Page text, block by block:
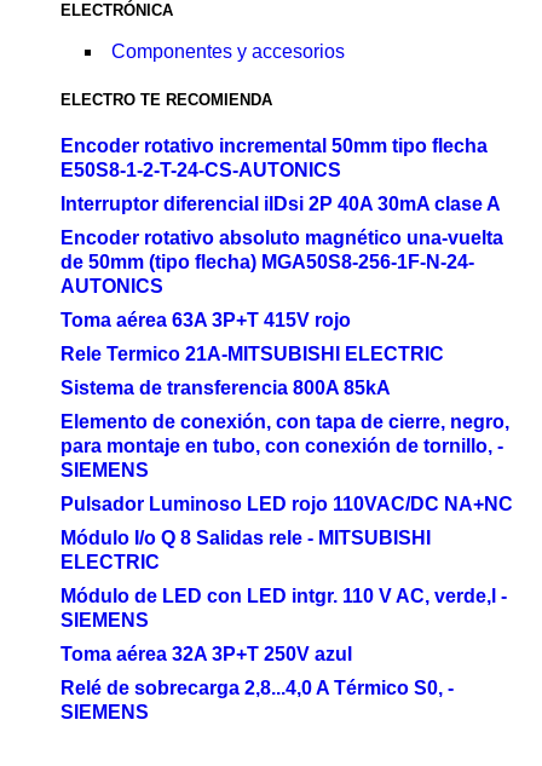
ELECTRÓNICA
Componentes y accesorios
ELECTRO TE RECOMIENDA
Encoder rotativo incremental 50mm tipo flecha
E50S8-1-2-T-24-CS-AUTONICS
Interruptor diferencial ilDsi 2P 40A 30mA clase A
Encoder rotativo absoluto magnético una-vuelta
de 50mm (tipo flecha) MGA50S8-256-1F-N-24-
AUTONICS
Toma aérea 63A 3P+T 415V rojo
Rele Termico 21A-MITSUBISHI ELECTRIC
Sistema de transferencia 800A 85kA
Elemento de conexión, con tapa de cierre, negro,
para montaje en tubo, con conexión de tornillo, -
SIEMENS
Pulsador Luminoso LED rojo 110VAC/DC NA+NC
Módulo I/o Q 8 Salidas rele - MITSUBISHI
ELECTRIC
Módulo de LED con LED intgr. 110 V AC, verde,l -
SIEMENS
Toma aérea 32A 3P+T 250V azul
Relé de sobrecarga 2,8...4,0 A Térmico S0, -
SIEMENS